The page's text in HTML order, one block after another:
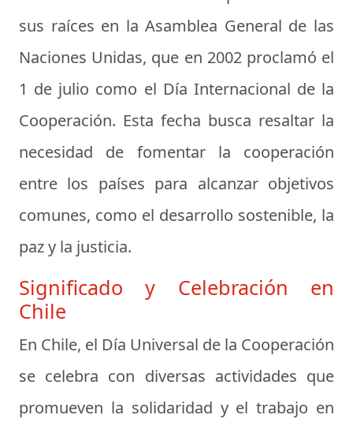
sus raíces en la Asamblea General de las
Naciones Unidas, que en 2002 proclamó el
1 de julio como el Día Internacional de la
Cooperación. Esta fecha busca resaltar la
necesidad de fomentar la cooperación
entre los países para alcanzar objetivos
comunes, como el desarrollo sostenible, la
paz y la justicia.
Significado y Celebración en
Chile
En Chile, el Día Universal de la Cooperación
se celebra con diversas actividades que
promueven la solidaridad y el trabajo en